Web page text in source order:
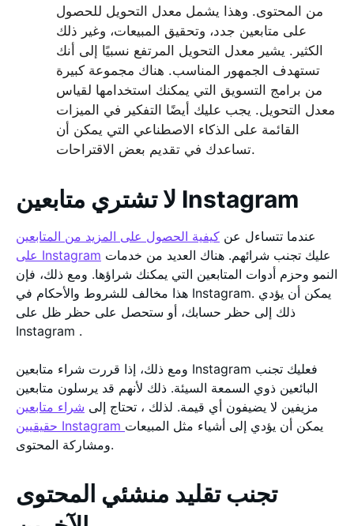
من المحتوى. وهذا يشمل معدل التحويل للحصول
على متابعين جدد، وتحقيق المبيعات، وغير ذلك
الكثير. يشير معدل التحويل المرتفع نسبيًا إلى أنك
تستهدف الجمهور المناسب. هناك مجموعة كبيرة
من برامج التسويق التي يمكنك استخدامها لقياس
معدل التحويل. يجب عليك أيضًا التفكير في الميزات
القائمة على الذكاء الاصطناعي التي يمكن أن
تساعدك في تقديم بعض الاقتراحات.
لا تشتري متابعين Instagram
عندما تتساءل عن كيفية الحصول على المزيد من المتابعين
على Instagram
النمو وحزم أدوات المتابعين التي يمكنك شراؤها. ومع ذلك، فإن
هذا مخالف للشروط والأحكام في Instagram. يمكن أن يؤدي
ذلك إلى حظر حسابك، أو ستحصل على حظر ظل على
Instagram .
ومع ذلك، إذا قررت شراء متابعين Instagram فعليك تجنب
البائعين ذوي السمعة السيئة. ذلك لأنهم قد يرسلون متابعين
مزيفين لا يضيفون أي قيمة. لذلك ، تحتاج إلى شراء متابعين
حقيقيين Instagram يمكن أن يؤدي إلى أشياء مثل المبيعات
ومشاركة المحتوى.
تجنب تقليد منشئي المحتوى